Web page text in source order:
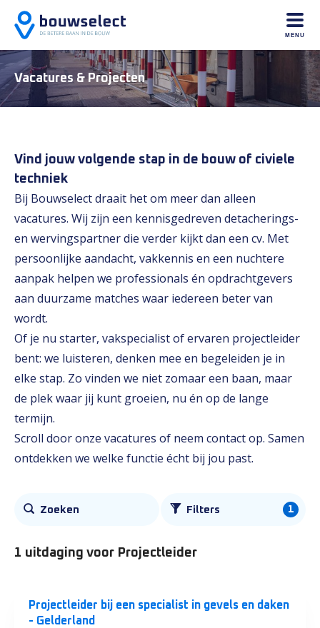
MENU
Vacatures & Projecten
Vind jouw volgende stap in de bouw of civiele
techniek
Bij Bouwselect draait het om meer dan alleen
vacatures. Wij zijn een kennisgedreven detacherings-
en wervingspartner die verder kijkt dan een cv. Met
persoonlijke aandacht, vakkennis en een nuchtere
aanpak helpen we professionals én opdrachtgevers
aan duurzame matches waar iedereen beter van
wordt.
Of je nu starter, vakspecialist of ervaren projectleider
bent: we luisteren, denken mee en begeleiden je in
elke stap. Zo vinden we niet zomaar een baan, maar
de plek waar jij kunt groeien, nu én op de lange
termijn.
Scroll door onze vacatures of neem contact op. Samen
ontdekken we welke functie écht bij jou past.
Alle
1 uitdaging voor Projectleider
Zoeken Filters 1
Projectleider bij een specialist in gevels en daken
- Gelderland